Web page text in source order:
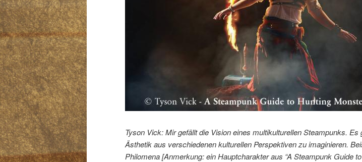
Tyson Vick: Mir gefällt die Vision eines multikulturellen Steampunks. Es
Ästhetik aus verschiedenen kulturellen Perspektiven zu imaginieren.
Philomena [Anmerkung: ein Hauptcharakter aus “A Steampunk Guide